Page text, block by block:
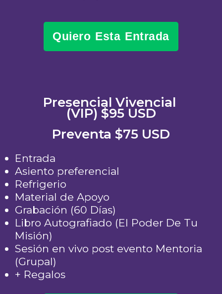
Quiero Esta Entrada
Presencial Vivencial
(VIP) $95 USD
Preventa $75 USD
Entrada
Asiento preferencial
Refrigerio
Material de Apoyo
Grabación (60 Días)
Libro Autografiado (El Poder De Tu
Misión)
Sesión en vivo post evento Mentoria
(Grupal)
+ Regalos